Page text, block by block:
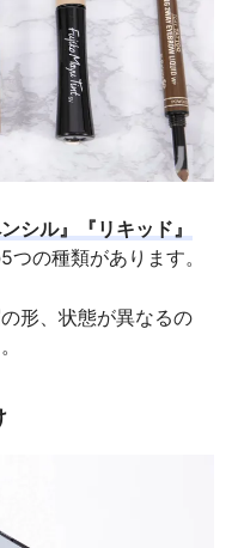
シル』『リキッド』
つの種類があります。
形、状態が異なるの